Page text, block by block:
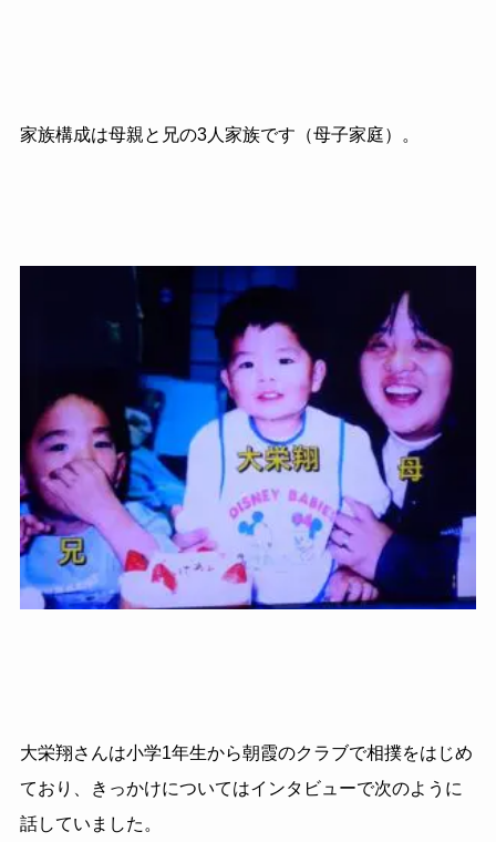
家族構成は母親と兄の3人家族です（母子家庭）。
大栄翔さんは小学1年生から朝霞のクラブで相撲をはじめ
ており、きっかけについてはインタビューで次のように
話していました。